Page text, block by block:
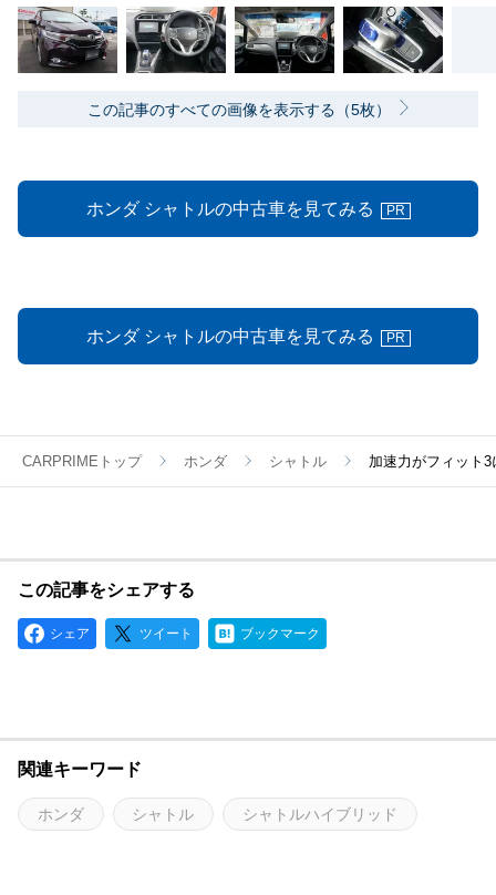
この記事のすべての画像を表示する（5枚）
ホンダ シャトルの中古車を見てみる PR
ホンダ シャトルの中古車を見てみる PR
CARPRIMEトップ ホンダ シャトル 加速力がフィット
この記事をシェアする
シェア ツイート ブックマーク
関連キーワード
ホンダ シャトル シャトルハイブリッド